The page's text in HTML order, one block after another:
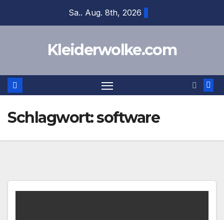
Sa.. Aug. 8th, 2026
Kleiderwolke.com
Schlagwort:software